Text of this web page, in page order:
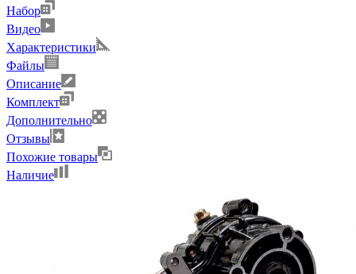
Набор
Видео
Характеристики
Файлы
Описание
Комплект
Дополнительно
Отзывы
Похожие товары
Наличие